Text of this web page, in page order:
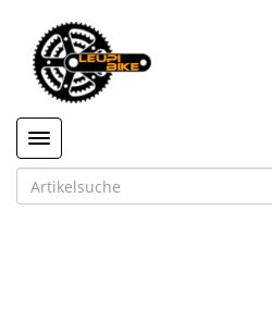
Toggle navigation